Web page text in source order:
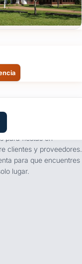
para fiestas en
clientes y proveedores.
para que encuentres
lugar.